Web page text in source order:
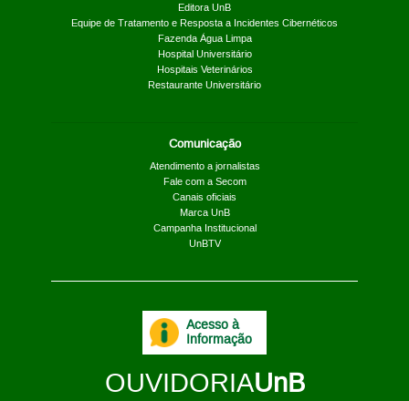
Editora UnB
Equipe de Tratamento e Resposta a Incidentes Cibernéticos
Fazenda Água Limpa
Hospital Universitário
Hospitais Veterinários
Restaurante Universitário
Comunicação
Atendimento a jornalistas
Fale com a Secom
Canais oficiais
Marca UnB
Campanha Institucional
UnBTV
Acesso à
Informação
OUVIDORIAUnB